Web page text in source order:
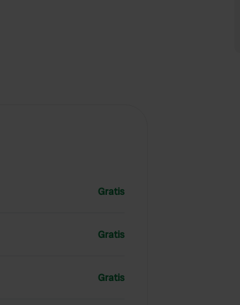
Gratis
Gratis
Gratis